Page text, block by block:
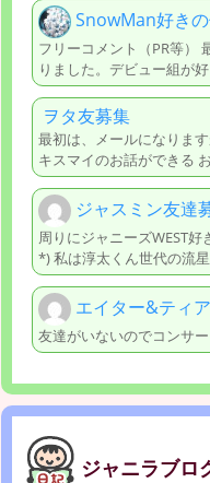
SnowMan好き
フリーコメント（PR等）
りました。デビュー組が
ヲタ友募集
最初は、メールになりま
キスマイのお話ができる
ジャスミン友達
周りにジャニーズWEST好
*) 私は淳太くん世代の流星
エイター&ティ
友達がいないのでコンサ
ジャニラブロ